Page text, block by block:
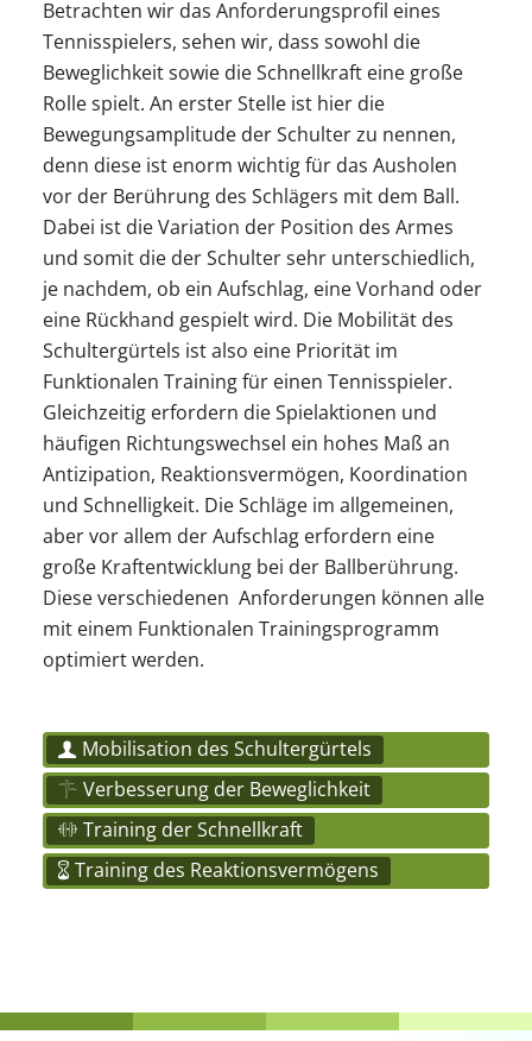
Betrachten wir das Anforderungsprofil eines
Tennisspielers, sehen wir, dass sowohl die
Beweglichkeit sowie die Schnellkraft eine große
Rolle spielt. An erster Stelle ist hier die
Bewegungsamplitude der Schulter zu nennen,
denn diese ist enorm wichtig für das Ausholen
vor der Berührung des Schlägers mit dem Ball.
Dabei ist die Variation der Position des Armes
und somit die der Schulter sehr unterschiedlich,
je nachdem, ob ein Aufschlag, eine Vorhand oder
eine Rückhand gespielt wird. Die Mobilität des
Schultergürtels ist also eine Priorität im
Funktionalen Training für einen Tennisspieler.
Gleichzeitig erfordern die Spielaktionen und
häufigen Richtungswechsel ein hohes Maß an
Antizipation, Reaktionsvermögen, Koordination
und Schnelligkeit. Die Schläge im allgemeinen,
aber vor allem der Aufschlag erfordern eine
große Kraftentwicklung bei der Ballberührung.
Diese verschiedenen Anforderungen können alle
mit einem Funktionalen Trainingsprogramm
optimiert werden.
Mobilisation des Schultergürtels
Verbesserung der Beweglichkeit
Training der Schnellkraft
Training des Reaktionsvermögens